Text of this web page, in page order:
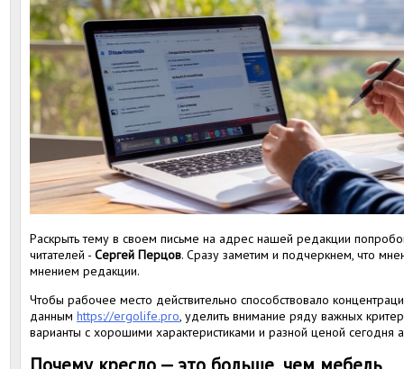
Раскрыть тему в своем письме на адрес нашей редакции
читателей - Сергей Перцов. Сразу заметим и подчеркнем, что
мнением редакции.
Чтобы рабочее место действительно способствовало
данным https://ergolife.pro, уделить внимание ряду важных
варианты с хорошими характеристиками и разной ценой сегодня